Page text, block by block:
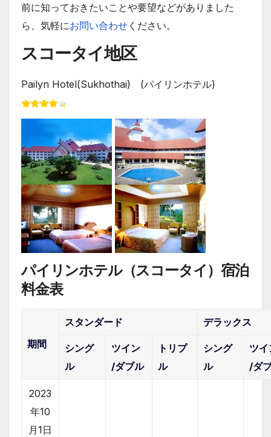
前に知っておきたいことや要望などがありました
ら、気軽にお問い合わせ ください。
スコータイ地区
Pailyn Hotel(Sukhothai) (パイリンホテル)
パイリンホテル（スコータイ）宿泊
料金表
期間
スタンダード デラックス
シング
ル
ツイン
/ダブル
トリプ
ル
シング
ル
ツイ
/ダ
2023
年10
月1日